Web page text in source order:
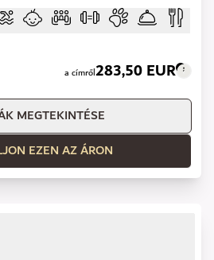
a címről283,50 EUR
MEGTEKINTÉSE
EZEN AZ ÁRON